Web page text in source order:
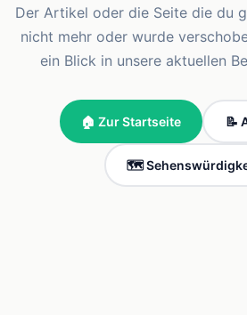
Der Artikel oder die Seite die du
nicht mehr oder wurde
ein Blick in unsere aktuellen
🏠 Zur Startseite 📝
🗺️